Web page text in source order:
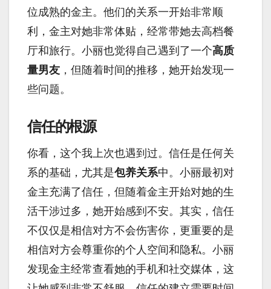
位成熟的金主。他们的关系一开始非常顺
利，金主对她非常体贴，经常带她去高档餐
厅和旅行。小丽也觉得自己遇到了一个高质
量男友 ，但随着时间的推移，她开始发现一
些问题。
信任的根源
你看，这个我上次也遇到过。信任是任何关
系的基础，尤其是包养关系中。小丽最初对
金主充满了信任，但随着金主开始对她的生
活干涉过多，她开始感到不安。其实，信任
不仅仅是相信对方不会伤害你，更重要的是
相信对方会尊重你的个人空间和隐私。小丽
发现金主经常查看她的手机和社交媒体，这